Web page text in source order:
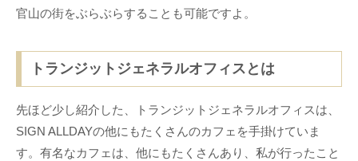
官山の街をぶらぶらすることも可能ですよ。
トランジットジェネラルオフィスとは
先ほど少し紹介した、トランジットジェネラルオフィスは、
SIGN ALLDAYの他にもたくさんのカフェを手掛けていま
す。有名なカフェは、他にもたくさんあり、私が行ったこと